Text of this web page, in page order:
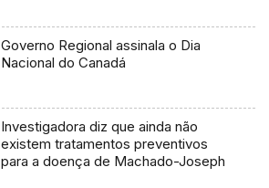
Governo Regional assinala o Dia
Nacional do Canadá
Investigadora diz que ainda não
existem tratamentos preventivos
para a doença de Machado-Joseph